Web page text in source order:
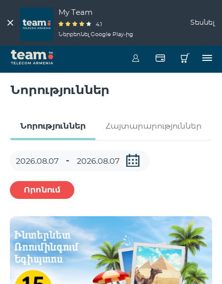
My Team
4.1
Ներբեռնել Google Play-ից
Տեսնել
Նորություններ
Նորություններ Հայտարարություններ
Որոնում